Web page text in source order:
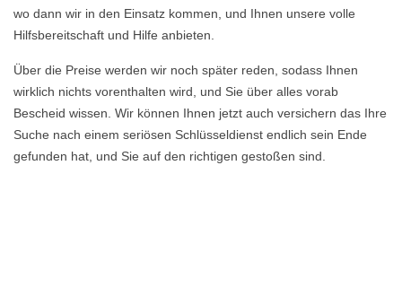
wo dann wir in den Einsatz kommen, und Ihnen unsere volle
Hilfsbereitschaft und Hilfe anbieten.
Über die Preise werden wir noch später reden, sodass Ihnen
wirklich nichts vorenthalten wird, und Sie über alles vorab
Bescheid wissen. Wir können Ihnen jetzt auch versichern das Ihre
Suche nach einem seriösen Schlüsseldienst endlich sein Ende
gefunden hat, und Sie auf den richtigen gestoßen sind.